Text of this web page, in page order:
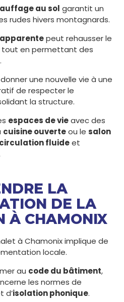
au sol garantit un
rudes hivers montagnards.
peut rehausser le
tout en permettant des
.
une nouvelle vie à une
de respecter le
la structure.
espaces de vieavec des
cuisine ouverteou le salon
circulation fluideet
LA
DE LA
À CHAMONIX
à Chamonix implique de
locale.
au code du bâtiment,
les normes de
d’isolation phonique.